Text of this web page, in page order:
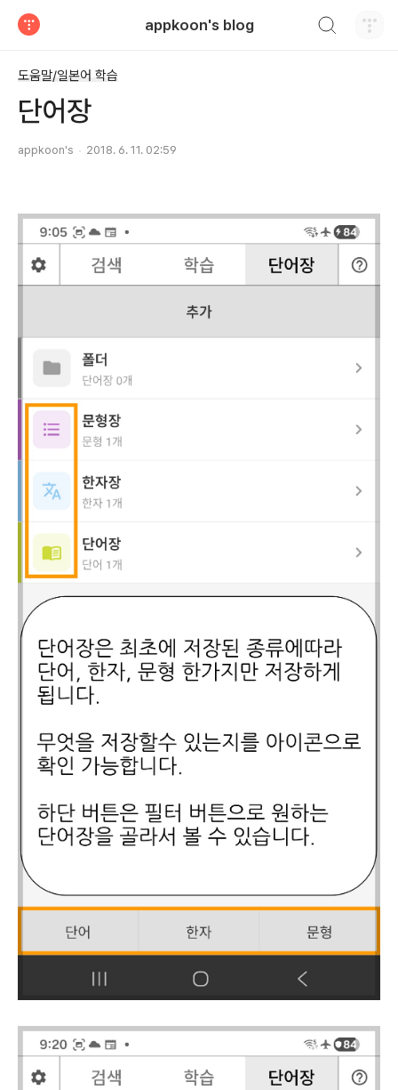
appkoon's blog
도움말/일본어 학습
단어장
appkoon's 2018. 6. 11. 02:59